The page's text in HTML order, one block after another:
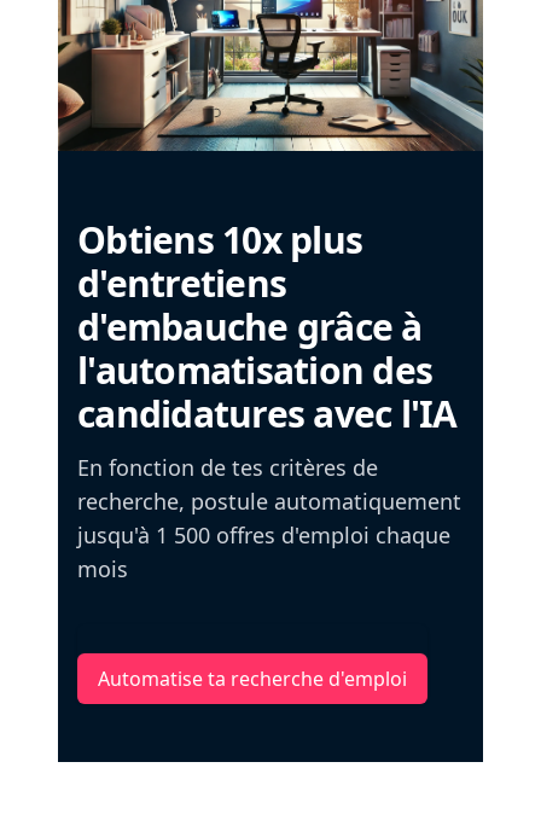
Obtiens 10x plus
d'entretiens
d'embauche grâce à
l'automatisation des
candidatures avec l'IA
En fonction de tes critères de
recherche, postule automatiquement
jusqu'à 1 500 offres d'emploi chaque
mois
Automatise ta recherche d'emploi